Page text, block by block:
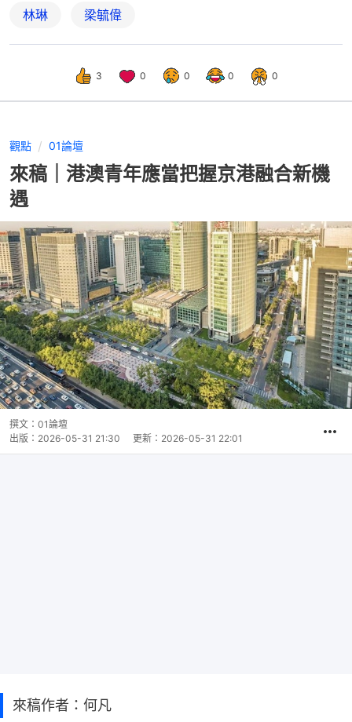
林琳 梁毓偉
3 0 0 0 0
觀點 01論壇
來稿｜港澳青年應當把握京港融合新機
遇
撰文： 01論壇
出版： 2026-05-31 21:30 更新： 2026-05-31 22:01
來稿作者：何凡